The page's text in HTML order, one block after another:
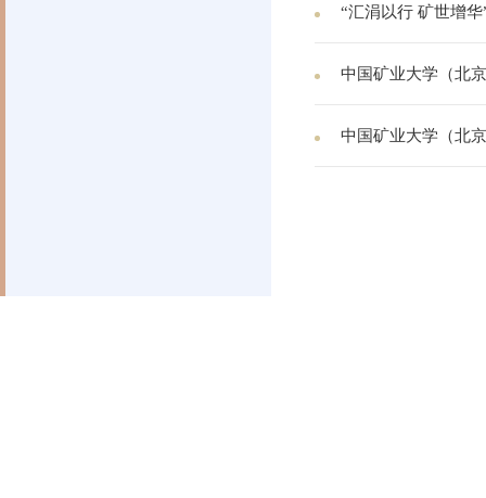
“汇涓以行 矿世增
中国矿业大学（北
中国矿业大学（北